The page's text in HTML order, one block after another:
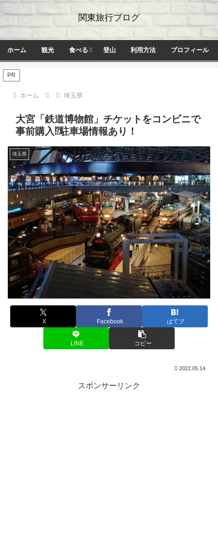
関東旅行ブログ
ホーム 観光 食べる 登山 利用方法 プロフィール
PR
ホーム 埼玉県
大宮「鉄道博物館」チケットをコンビニで
事前購入⁉駐車場情報あり！
埼玉県
X Facebook はてブ
LINE コピー
2022.05.14
スポンサーリンク